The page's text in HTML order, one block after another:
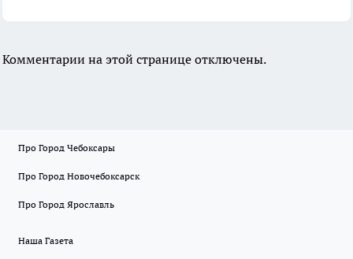
Комментарии на этой странице отключены.
Про Город Чебоксары
Про Город Новочебоксарск
Про Город Ярославль
Наша Газета